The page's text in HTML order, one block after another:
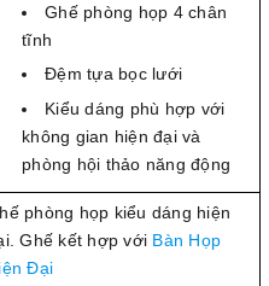
Ghế phòng họp 4 chân
tĩnh
Đệm tựa bọc lưới
Kiểu dáng phù hợp với
không gian hiện đại và
phòng hội thảo năng động
phòng họp kiểu dáng hiện
Ghế kết hợp với Bàn Họp
Đại